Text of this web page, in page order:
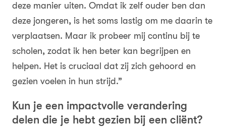
deze manier uiten. Omdat ik zelf ouder ben dan
deze jongeren, is het soms lastig om me daarin te
verplaatsen. Maar ik probeer mij continu bij te
scholen, zodat ik hen beter kan begrijpen en
helpen. Het is cruciaal dat zij zich gehoord en
gezien voelen in hun strijd.”
Kun je een impactvolle verandering
delen die je hebt gezien bij een cliënt?